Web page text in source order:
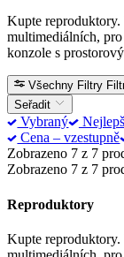
Kupte
multimediálních,
konzole s
Všechny Filtry
Seřadit
Vybraný
Cena – vzestupně
Zobrazeno 7 z 7
Zobrazeno 7 z 7
Reproduktory
Kupte